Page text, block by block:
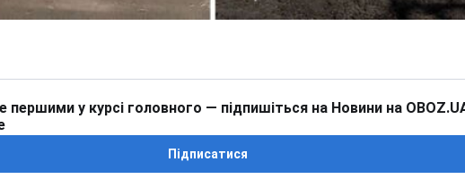
першими у курсі головного — підпишіться на Новини на
Підписатися